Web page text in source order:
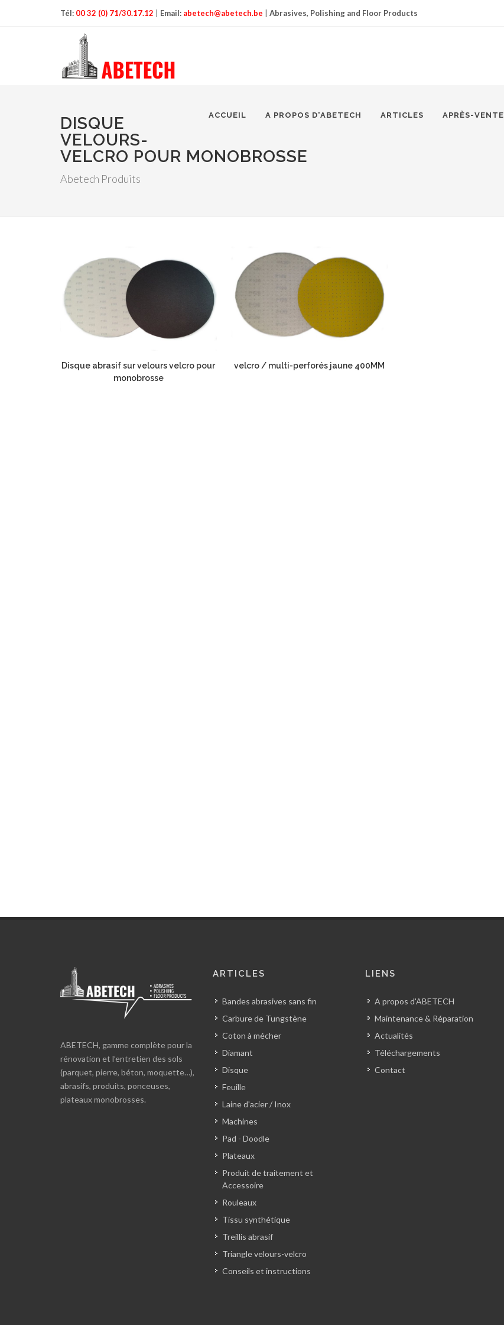
Tél: 00 32 (0) 71/30.17.12 Email: abetech@abetech.be Abrasives, Polishing and Floor Products
ACCUEIL A PROPOS D'ABETECH ARTICLES APRÈS-VENTE
DISQUE
VELOURS-
VELCRO POUR MONOBROSSE
Abetech Produits
Disque abrasif sur velours velcro pour
monobrosse
velcro / multi-perforés jaune 400MM
ABETECH, gamme complète pour la
rénovation et l’entretien des sols
(parquet, pierre, béton, moquette…),
abrasifs, produits, ponceuses,
plateaux monobrosses.
ARTICLES
Bandes abrasives sans fin
Carbure de Tungstène
Coton à mécher
Diamant
Disque
Feuille
Laine d'acier / Inox
Machines
Pad - Doodle
Plateaux
Produit de traitement et
Accessoire
Rouleaux
Tissu synthétique
Treillis abrasif
Triangle velours-velcro
Conseils et instructions
LIENS
A propos d'ABETECH
Maintenance & Réparation
Actualités
Téléchargements
Contact